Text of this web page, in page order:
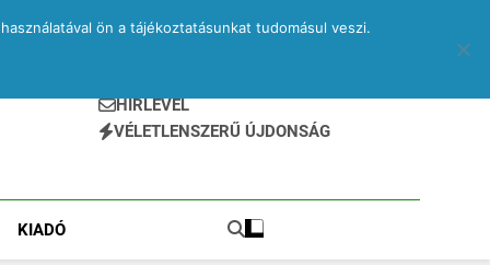
HÍRLEVÉL
VÉLETLENSZERŰ ÚJDONSÁG
KIADÓ
ön a tájékoztatásunkat tudomásul veszi.